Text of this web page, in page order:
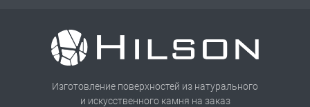
Изготовление поверхностей из натурального
и искусственного камня на заказ